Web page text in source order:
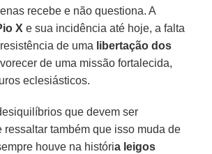
recebe e não questiona. A
X e sua incidência até hoje, a falta
de uma libertação dos
de uma missão fortalecida,
eclesiásticos.
que devem ser
ressaltar também que isso muda de
houve na história leigos